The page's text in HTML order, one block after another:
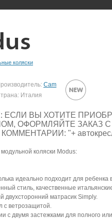
коляски
Cam
Италия
ЕСЛИ ВЫ ХОТИТЕ
ОФОРМЛЯЙТЕ ЗАКАЗ
"+
коляски Modus:
идеально подходит для ребенка
стиль, качественные
двухсторонний матрасик Simply.
с ветрозащитой.
с двумя застежками для полного